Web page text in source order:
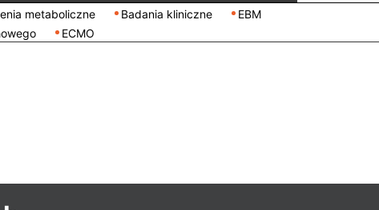
metaboliczne Badania kliniczne
EBM
ECMO